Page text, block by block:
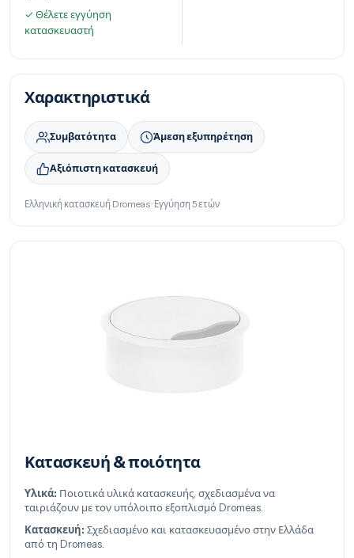
✓ Θέλετε εγγύηση
κατασκευαστή
Χαρακτηριστικά
Συμβατότητα Άμεση εξυπηρέτηση
Αξιόπιστη κατασκευή
Ελληνική κατασκευή Dromeas · Εγγύηση 5 ετών
Κατασκευή & ποιότητα
Υλικά: Ποιοτικά υλικά κατασκευής, σχεδιασμένα να
ταιριάζουν με τον υπόλοιπο εξοπλισμό Dromeas.
Κατασκευή: Σχεδιασμένο και κατασκευασμένο στην Ελλάδα
από τη Dromeas.